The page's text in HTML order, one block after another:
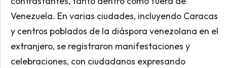
Venezuela. En varias ciudades, incluyendo Caracas
y centros poblados de la diáspora venezolana en el
extranjero, se registraron manifestaciones y
celebraciones, con ciudadanos expresando